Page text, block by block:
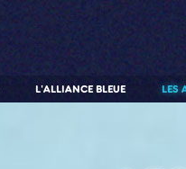
LES
L'ALLIANCE BLEUE